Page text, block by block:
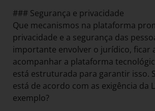
### Segurança e privacidade
Que mecanismos na plataforma
privacidade e a segurança das
importante envolver o jurídico, ficar
acompanhar a plataforma
está estruturada para garantir isso.
está de acordo com as exigência da
exemplo?